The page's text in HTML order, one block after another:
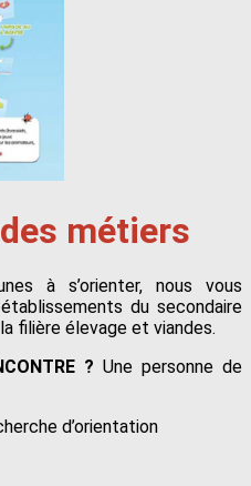
métiers
à s’orienter, nous vous
du secondaire
filière élevage et viandes.
? Une personne de
d’orientation